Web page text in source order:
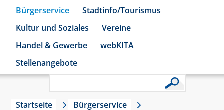
Bürgerservice
Stadtinfo/Tourismus
Kultur und Soziales
Vereine
Handel & Gewerbe
webKITA
Stellenangebote
Startseite
Bürgerservice